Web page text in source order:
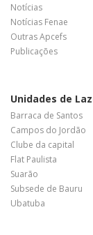
Notícias
Notícias Fenae
Outras Apcefs
Publicações
Unidades de
Barraca de Santos
Campos do Jordão
Clube da capital
Flat Paulista
Suarão
Subsede de Bauru
Ubatuba